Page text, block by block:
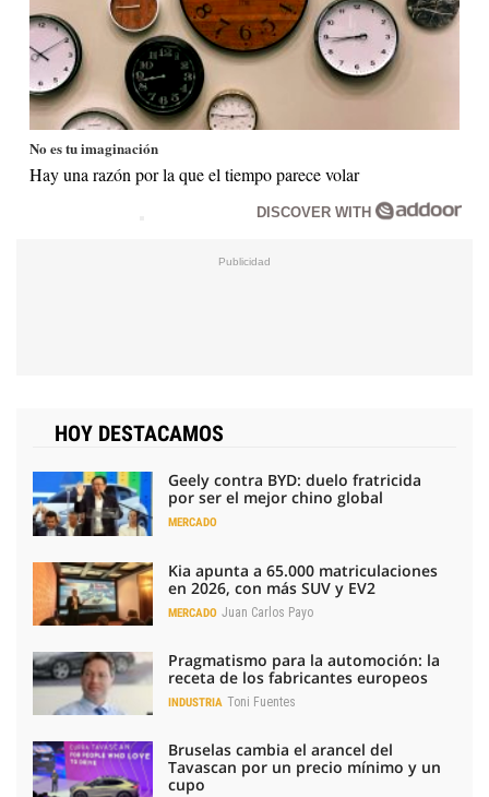
No es tu imaginación
Hay una razón por la que el tiempo parece volar
DISCOVER WITH
HOY DESTACAMOS
Geely contra BYD: duelo fratricida
por ser el mejor chino global
MERCADO
Kia apunta a 65.000 matriculaciones
en 2026, con más SUV y EV2
MERCADO Juan Carlos Payo
Pragmatismo para la automoción: la
receta de los fabricantes europeos
INDUSTRIA Toni Fuentes
Bruselas cambia el arancel del
Tavascan por un precio mínimo y un
cupo